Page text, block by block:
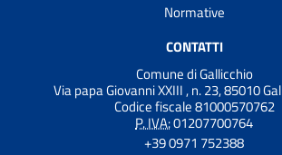
Normative
CONTATTI
Comune di Gallicchio
Via papa Giovanni XXIII , n. 23, 85010
Codice fiscale 81000570762
P. IVA:01207700764
+39 0971 752388